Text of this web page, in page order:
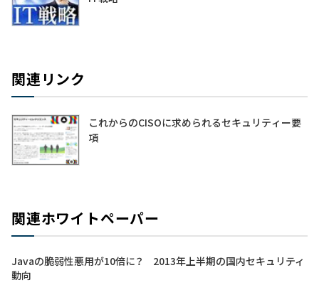
関連リンク
これからのCISOに求められるセキュリティー要
項
関連ホワイトペーパー
Javaの脆弱性悪用が10倍に？ 2013年上半期の国内セキュリティ
動向